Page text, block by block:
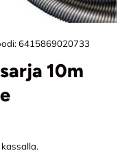
6415869020733
10m